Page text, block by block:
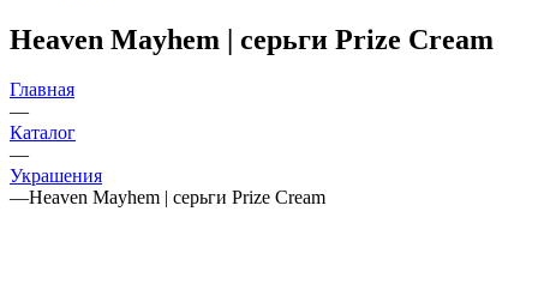
Heaven Mayhem | серьги Prize Cream
Главная
—
Каталог
—
Украшения
—Heaven Mayhem | серьги Prize Cream